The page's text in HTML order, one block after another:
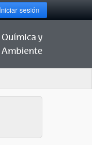
Iniciar sesión
y
Ambiente